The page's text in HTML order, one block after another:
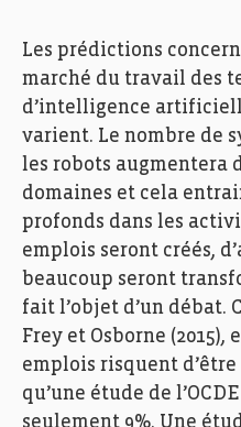
Les prédictions
marché du travail des
d’intelligence
varient. Le nombre de
les robots augmentera
domaines et cela
profonds dans les
emplois seront créés,
beaucoup seront
fait l’objet d’un débat.
Frey et Osborne (2015),
emplois risquent
qu’une étude de
seulement 9%. Une